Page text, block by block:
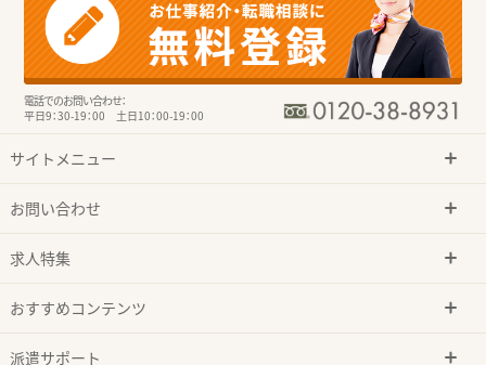
電話でのお問い合わせ：
平日9：30-19：00 土日10：00-19：00
サイトメニュー
お問い合わせ
求人特集
おすすめコンテンツ
派遣サポート